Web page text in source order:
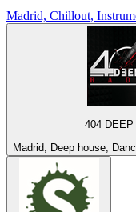
Madrid, Chillout,
404 DEEP
Madrid, Deep house,